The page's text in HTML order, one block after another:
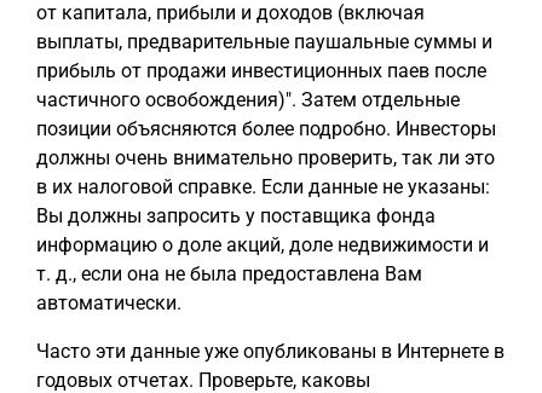
от капитала, прибыли и доходов (включая
выплаты, предварительные паушальные суммы и
прибыль от продажи инвестиционных паев после
частичного освобождения)". Затем отдельные
позиции объясняются более подробно. Инвесторы
должны очень внимательно проверить, так ли это
в их налоговой справке. Если данные не указаны:
Вы должны запросить у поставщика фонда
информацию о доле акций, доле недвижимости и
т. д., если она не была предоставлена Вам
автоматически.
Часто эти данные уже опубликованы в Интернете в
годовых отчетах. Проверьте, каковы